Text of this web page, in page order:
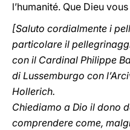
l’humanité. Que Dieu
[Saluto cordialmente i
particolare il
con il Cardinal Philippe
di Lussemburgo con
Hollerich.
Chiediamo a Dio il dono
comprendere come,